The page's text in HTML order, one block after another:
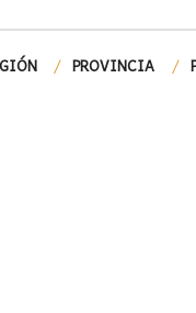
PROVINCIA